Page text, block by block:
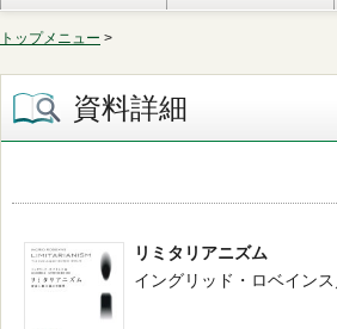
トップメニュー >
資料詳細
リミタリアニズム
イングリッド・ロベイン